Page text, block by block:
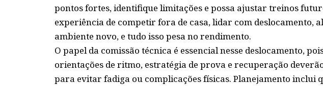
pontos fortes, identifique limitações e possa ajustar treinos
experiência de competir fora de casa, lidar com deslocamento,
ambiente novo, e tudo isso pesa no rendimento.
O papel da comissão técnica é essencial nesse deslocamento,
orientações de ritmo, estratégia de prova e recuperação
para evitar fadiga ou complicações físicas. Planejamento inclui